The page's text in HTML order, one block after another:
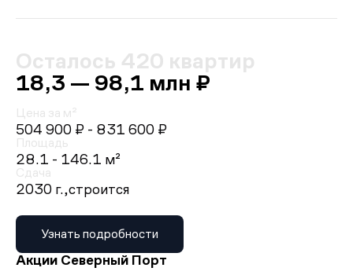
Осталось 420 квартир
18,3 — 98,1 млн ₽
Цена за м²
504 900 ₽ - 831 600 ₽
Площадь
28.1 - 146.1 м²
Сдача
2030 г.,строится
Узнать подробности
Акции Северный Порт